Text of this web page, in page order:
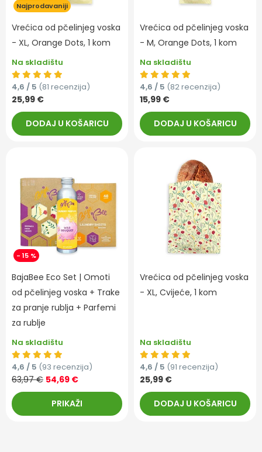
Najprodavaniji
Vrećica od pčelinjeg voska
- XL, Orange Dots, 1 kom
Na skladištu
4,6 / 5 (81 recenzija)
25,99 €
DODAJ U KOŠARICU
Vrećica od pčelinjeg voska
- M, Orange Dots, 1 kom
Na skladištu
4,6 / 5 (82 recenzija)
15,99 €
DODAJ U KOŠARICU
- 15 %
BajaBee Eco Set | Omoti
od pčelinjeg voska + Trake
za pranje rublja + Parfemi
za rublje
Na skladištu
4,6 / 5 (93 recenzija)
63,97 € 54,69 €
PRIKAŽI
Vrećica od pčelinjeg voska
- XL, Cvijeće, 1 kom
Na skladištu
4,6 / 5 (91 recenzija)
25,99 €
DODAJ U KOŠARICU